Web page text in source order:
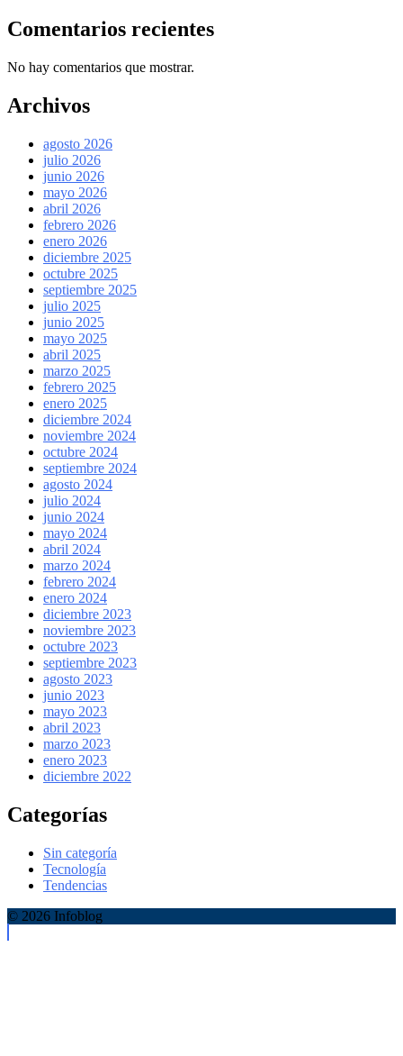
Comentarios recientes
No hay comentarios que mostrar.
Archivos
agosto 2026
julio 2026
junio 2026
mayo 2026
abril 2026
febrero 2026
enero 2026
diciembre 2025
octubre 2025
septiembre 2025
julio 2025
junio 2025
mayo 2025
abril 2025
marzo 2025
febrero 2025
enero 2025
diciembre 2024
noviembre 2024
octubre 2024
septiembre 2024
agosto 2024
julio 2024
junio 2024
mayo 2024
abril 2024
marzo 2024
febrero 2024
enero 2024
diciembre 2023
noviembre 2023
octubre 2023
septiembre 2023
agosto 2023
junio 2023
mayo 2023
abril 2023
marzo 2023
enero 2023
diciembre 2022
Categorías
Sin categoría
Tecnología
Tendencias
© 2026 Infoblog